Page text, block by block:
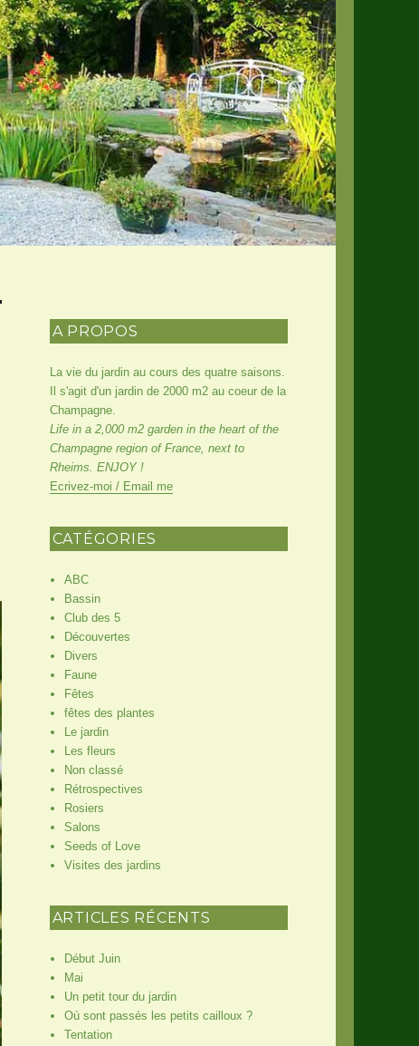
A PROPOS
La vie du jardin au cours des quatre saisons.
Il s'agit d'un jardin de 2000 m2 au coeur de la
Champagne.
Life in a 2,000 m2 garden in the heart of the
Champagne region of France, next to
Rheims. ENJOY !
Ecrivez-moi / Email me
CATÉGORIES
ABC
Bassin
Club des 5
Découvertes
Divers
Faune
Fêtes
fêtes des plantes
Le jardin
Les fleurs
Non classé
Rétrospectives
Rosiers
Salons
Seeds of Love
Visites des jardins
ARTICLES RÉCENTS
Début Juin
Mai
Un petit tour du jardin
Où sont passés les petits cailloux ?
Tentation